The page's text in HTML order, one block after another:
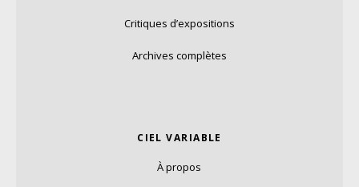
Critiques d’expositions
Archives complètes
CIEL VARIABLE
À propos